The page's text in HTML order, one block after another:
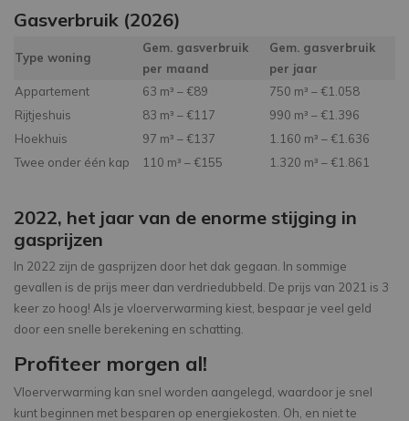
Gasverbruik (2026)
Type woning
Gem. gasverbruik
per maand
Gem. gasverbruik
per jaar
Appartement
63 m³ – €89
750 m³ – €1.058
Rijtjeshuis
83 m³ – €117
990 m³ – €1.396
Hoekhuis
97 m³ – €137
1.160 m³ – €1.636
Twee onder één kap
110 m³ – €155
1.320 m³ – €1.861
2022, het jaar van de enorme stijging in
gasprijzen
In 2022 zijn de gasprijzen door het dak gegaan. In sommige
gevallen is de prijs meer dan verdriedubbeld. De prijs van 2021 is 3
keer zo hoog! Als je vloerverwarming kiest, bespaar je veel geld
door een snelle berekening en schatting.
Profiteer morgen al!
Vloerverwarming kan snel worden aangelegd, waardoor je snel
kunt beginnen met besparen op energiekosten. Oh, en niet te